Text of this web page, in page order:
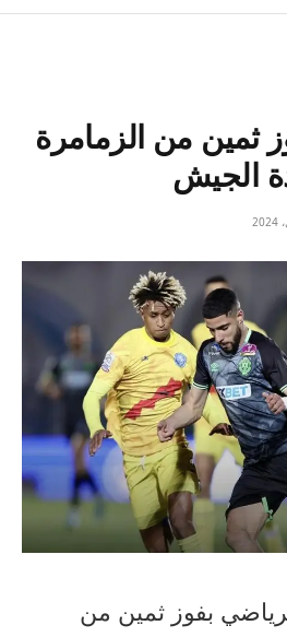
ثمين من الزمامرة
الجيش
بفوز ثمين من